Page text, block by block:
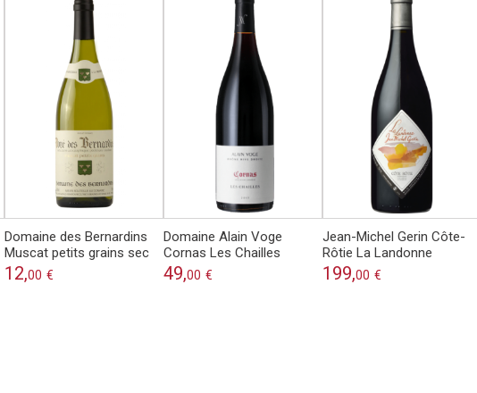
Domaine des Bernardins
Muscat petits grains sec
12,00 €
Domaine Alain Voge
Cornas Les Chailles
49,00 €
Jean-Michel Gerin Côte-
Rôtie La Landonne
199,00 €